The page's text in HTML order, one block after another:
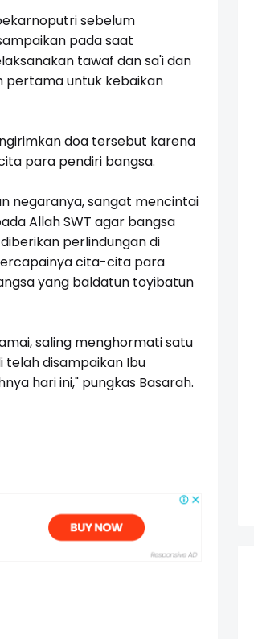
sebelum
pada saat
tawaf dan sa'i dan
pertama untuk kebaikan
doa tersebut karena
para pendiri bangsa.
negaranya, sangat mencintai
Allah SWT agar bangsa
perlindungan di
cita-cita para
yang baldatun toyibatun
saling menghormati satu
telah disampaikan Ibu
hari ini," pungkas Basarah.